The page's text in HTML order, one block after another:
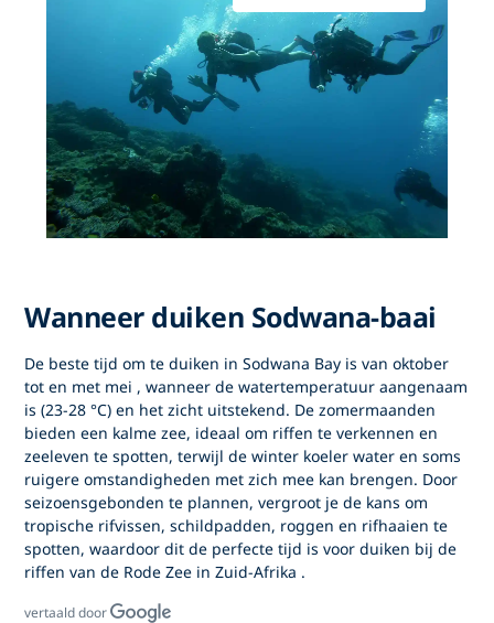
Wanneer duiken Sodwana-baai
De beste tijd omte duiken in Sodwana Bay is vanoktober
tot en met mei , wanneer de watertemperatuur aangenaam
is (23-28 °C) en het zicht uitstekend. De zomermaanden
bieden een kalme zee, ideaal om riffen te verkennen en
zeeleven te spotten, terwijl de winter koeler water en soms
ruigere omstandigheden met zich mee kan brengen. Door
seizoensgebonden te plannen, vergroot je de kans om
tropische rifvissen, schildpadden, roggen en rifhaaien te
spotten, waardoor dit de perfecte tijd is voorduiken bij de
riffen van de Rode Zee in Zuid-Afrika .
vertaald door